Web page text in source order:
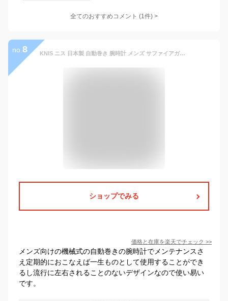
全てのおすすめコメント (1件) >
no. 8 KNIS ニス 日本製 自動巻き 腕時計 メンズ サファイアガラス ステンレスベルト 10気圧防水 機械式 人気 ブランド ギフト プレゼント メイドインジャパン KN001
ショップでみる
価格と在庫を楽天でチェック >>
メンズ向けの機械式の自動巻きの腕時計でメンテナンスさ
え定期的におこなえば一生ものとして使用することができ
るし流行に左右されることのないデザインなので使い易い
です。